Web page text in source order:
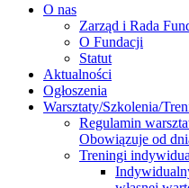
O nas
Zarząd i Rada
O Fundacji
Statut
Aktualności
Ogłoszenia
Warsztaty/Szkolenia/
Regulamin
Obowiązuje od
Treningi